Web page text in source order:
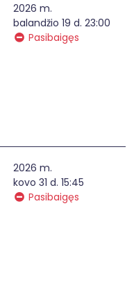
2026 m.
balandžio 19 d. 23:00
Pasibaigęs
2026 m.
kovo 31 d. 15:45
Pasibaigęs